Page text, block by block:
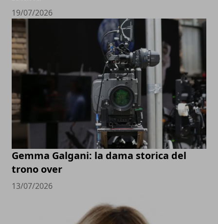
19/07/2026
Gemma Galgani: la dama storica del
trono over
13/07/2026